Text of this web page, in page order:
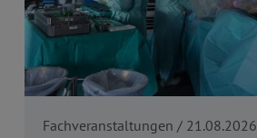
Fachveranstaltungen / 21.08.2026